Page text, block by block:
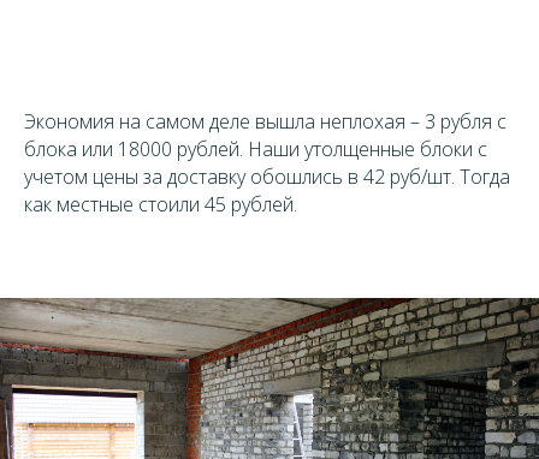
Экономия на самом деле вышла неплохая – 3 рубля с
блока или 18000 рублей. Наши утолщенные блоки с
учетом цены за доставку обошлись в 42 руб/шт. Тогда
как местные стоили 45 рублей.